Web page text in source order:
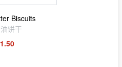
Biscuits
饼干